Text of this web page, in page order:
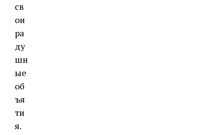
св
ои
ра
ду
шн
ые
об
ъя
ти
я.